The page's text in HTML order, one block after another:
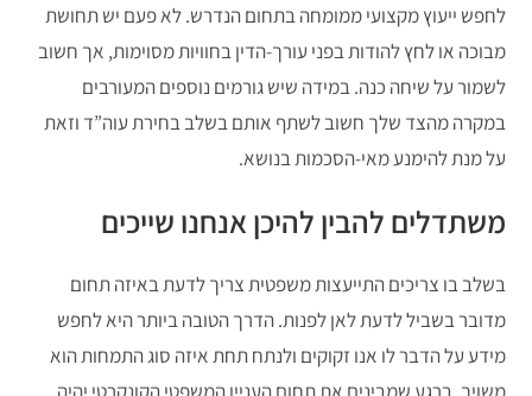
לחפש ייעוץ מקצועי ממומחה בתחום הנדרש. לא פעם יש תחושת
מבוכה או לחץ להודות בפני עורך-הדין בחוויות מסוימות, אך חשוב
לשמור על שיחה כנה. במידה שיש גורמים נוספים המעורבים
במקרה מהצד שלך חשוב לשתף אותם בשלב בחירת עוה”ד וזאת
על מנת להימנע מאי-הסכמות בנושא.
משתדלים להבין להיכן אנחנו שייכים
בשלב בו צריכים התייעצות משפטית צריך לדעת באיזה תחום
מדובר בשביל לדעת לאן לפנות. הדרך הטובה ביותר היא לחפש
מידע על הדבר לו אנו זקוקים ולנתח תחת איזה סוג התמחות הוא